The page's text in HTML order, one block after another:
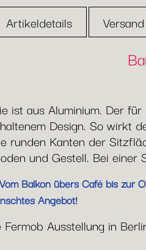
Artikeldetails
ist aus Aluminium. Der
Design. So wirkt
runden Kanten der
und Gestell. Bei
Balkon übers Café bis zur
Angebot!
Ausstellung in